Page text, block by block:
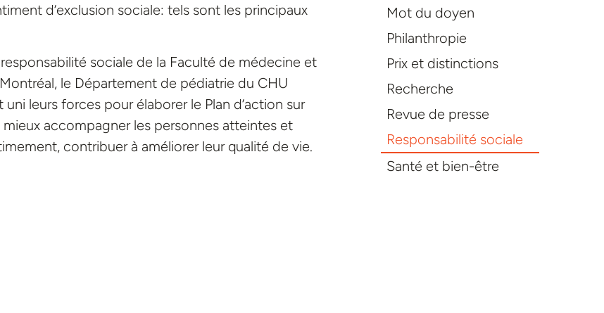
d’exclusion sociale: tels sont les principaux
sociale de la Faculté de médecine et
le Département de pédiatrie du CHU
leurs forces pour élaborer le Plan d’action sur
accompagner les personnes atteintes et
contribuer à améliorer leur qualité de vie.
Mot du doyen
Philanthropie
Prix et distinctions
Recherche
Revue de presse
Responsabilité sociale
Santé et bien-être